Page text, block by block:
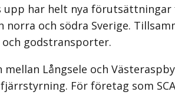
har helt nya
norra och södra Sverige.
godstransporter.
mellan Långsele och
För företag som